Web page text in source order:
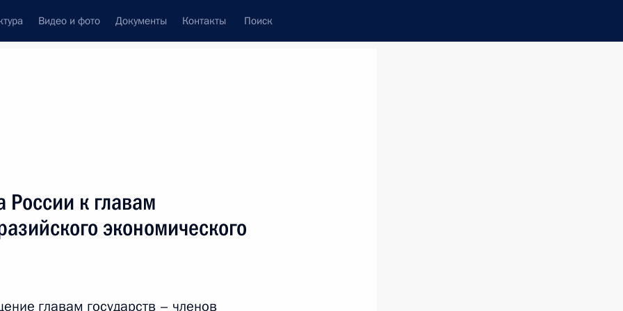
Видео и фото Документы Контакты Поиск
Турции Реджепом Тайипом
к главам
экономического
главам государств – членов